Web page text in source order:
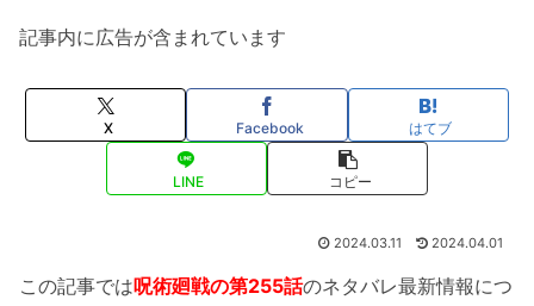
記事内に広告が含まれています
X Facebook はてブ
LINE コピー
2024.03.11 2024.04.01
この記事では呪術廻戦の第255話のネタバレ最新情報につ